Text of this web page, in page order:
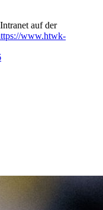
auf der
www.htwk-